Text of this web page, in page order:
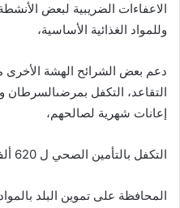
الاعفاءات الضريبية لبعض
وللمواد الغذائية الأساسية،
دعم بعض الشرائح الهشة
التقاعد، التكفل
إعانات شهرية لصالحهم،
التكفل بالتأمين الصحي ل 620 ألف شخص،
المحافظة على تموين البلد